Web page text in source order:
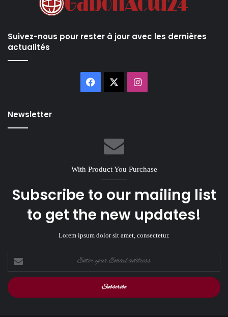
Suivez-nous pour rester à jour avec les dernières
actualités
Facebook Instagram
Newsletter
With Product You Purchase
Subscribe to our mailing list
to get the new updates!
Lorem ipsum dolor sit amet, consectetur.
your
Email
address